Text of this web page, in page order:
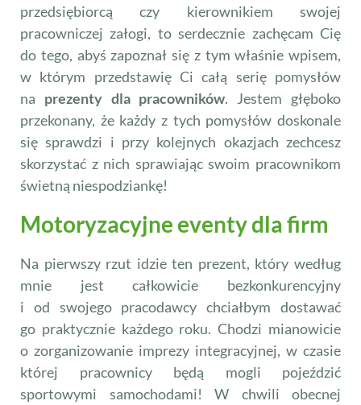
przedsiębiorcą czy kierownikiem swojej
pracowniczej załogi, to serdecznie zachęcam Cię
do tego, abyś zapoznał się z tym właśnie wpisem,
w którym przedstawię Ci całą serię pomysłów
na prezenty dla pracowników. Jestem głęboko
przekonany, że każdy z tych pomysłów doskonale
się sprawdzi i przy kolejnych okazjach zechcesz
skorzystać z nich sprawiając swoim pracownikom
świetną niespodziankę!
Motoryzacyjne eventy dla firm
Na pierwszy rzut idzie ten prezent, który według
mnie jest całkowicie bezkonkurencyjny
i od swojego pracodawcy chciałbym dostawać
go praktycznie każdego roku. Chodzi mianowicie
o zorganizowanie imprezy integracyjnej, w czasie
której pracownicy będą mogli pojeździć
sportowymi samochodami! W chwili obecnej